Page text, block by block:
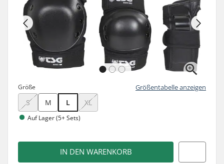
Größe Größentabelle anzeigen
S M L XL
Auf Lager (5+ Sets)
IN DEN WARENKORB